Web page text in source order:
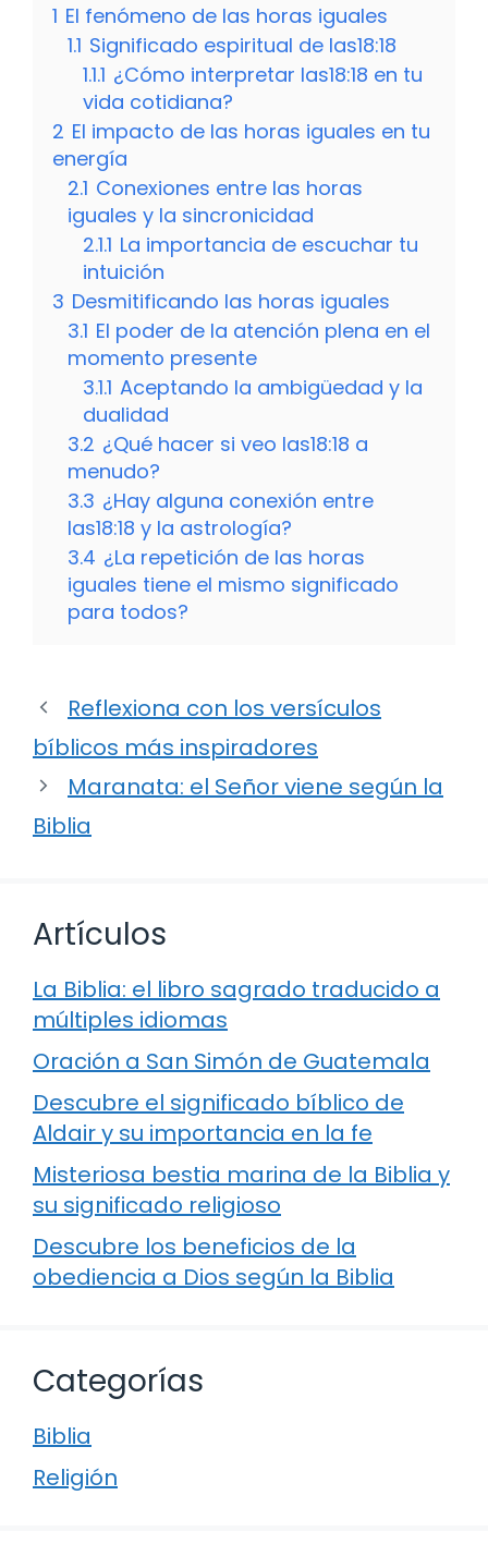
1 El fenómeno de las horas iguales
1.1 Significado espiritual de las18:18
1.1.1 ¿Cómo interpretar las18:18 en tu
vida cotidiana?
2 El impacto de las horas iguales en tu
energía
2.1 Conexiones entre las horas
iguales y la sincronicidad
2.1.1 La importancia de escuchar tu
intuición
3 Desmitificando las horas iguales
3.1 El poder de la atención plena en el
momento presente
3.1.1 Aceptando la ambigüedad y la
dualidad
3.2 ¿Qué hacer si veo las18:18 a
menudo?
3.3 ¿Hay alguna conexión entre
las18:18 y la astrología?
3.4 ¿La repetición de las horas
iguales tiene el mismo significado
para todos?
Reflexiona con los versículos
bíblicos más inspiradores
Maranata: el Señor viene según la
Biblia
Artículos
La Biblia: el libro sagrado traducido a
múltiples idiomas
Oración a San Simón de Guatemala
Descubre el significado bíblico de
Aldair y su importancia en la fe
Misteriosa bestia marina de la Biblia y
su significado religioso
Descubre los beneficios de la
obediencia a Dios según la Biblia
Categorías
Biblia
Religión